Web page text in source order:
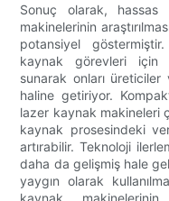
Sonuç olarak,
makinelerinin
potansiyel
kaynak görevleri için
sunarak onları
haline getiriyor.
lazer kaynak makineleri
kaynak prosesindeki
artırabilir. Teknoloji
daha da gelişmiş hale
yaygın olarak
kaynak